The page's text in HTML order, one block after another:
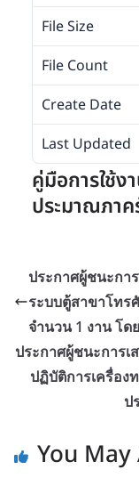
File Size
File Count
Create Date
Last Updated
คู่มือการใช้ง
ประมาณภาค
ประกาศผู้ชนะกา
ระบบตู้สาขาโทร
จำนวน 1 งาน โด
ประกาศผู้ชนะการ
ปฏิบัติการเครื่อง
ป
You